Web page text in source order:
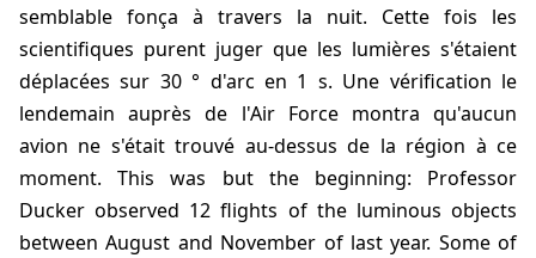
semblable fonça à travers la nuit. Cette fois les
scientifiques purent juger que les lumières s'étaient
déplacées sur 30 ° d'arc en 1 s. Une vérification le
lendemain auprès de l'Air Force montra qu'aucun
avion ne s'était trouvé au-dessus de la région à ce
moment. This was but the beginning: Professor
Ducker observed 12 flights of the luminous objects
between August and November of last year. Some of